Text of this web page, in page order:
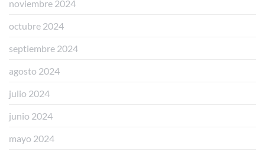
noviembre 2024
octubre 2024
septiembre 2024
agosto 2024
julio 2024
junio 2024
mayo 2024